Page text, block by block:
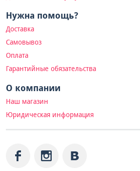
Нужна помощь?
Доставка
Самовывоз
Оплата
Гарантийные обязательства
О компании
Наш магазин
Юридическая информация